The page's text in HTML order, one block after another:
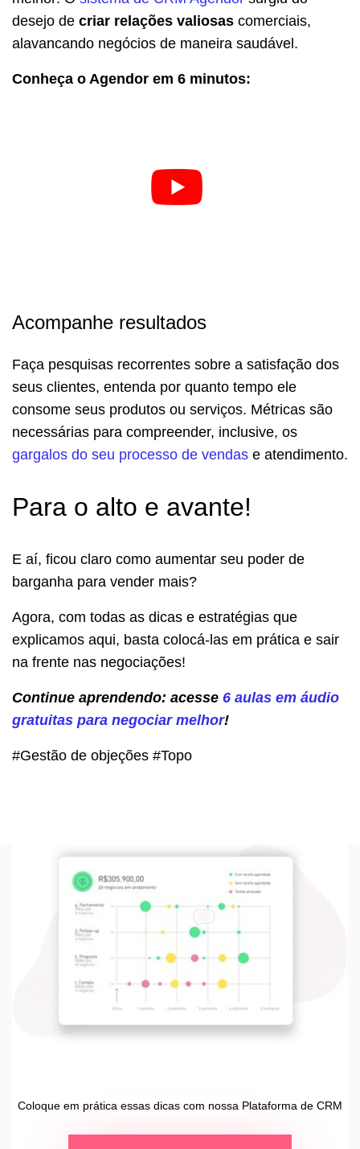
desejo de criar relações valiosas comerciais,
alavancando negócios de maneira saudável.
Conheça o Agendor em 6 minutos:
Acompanhe resultados
Faça pesquisas recorrentes sobre a satisfação dos
seus clientes, entenda por quanto tempo ele
consome seus produtos ou serviços. Métricas são
necessárias para compreender, inclusive, os
gargalos do seu processo de vendas e atendimento.
Para o alto e avante!
E aí, ficou claro como aumentar seu poder de
barganha para vender mais?
Agora, com todas as dicas e estratégias que
explicamos aqui, basta colocá-las em prática e sair
na frente nas negociações!
Continue aprendendo: acesse 6 aulas em áudio
gratuitas para negociar melhor!
#Gestão de objeções #Topo
Coloque em prática essas dicas com nossa Plataforma de CRM